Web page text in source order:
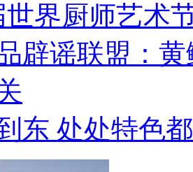
世界厨师艺术
辟谣联盟：
东 处处特色